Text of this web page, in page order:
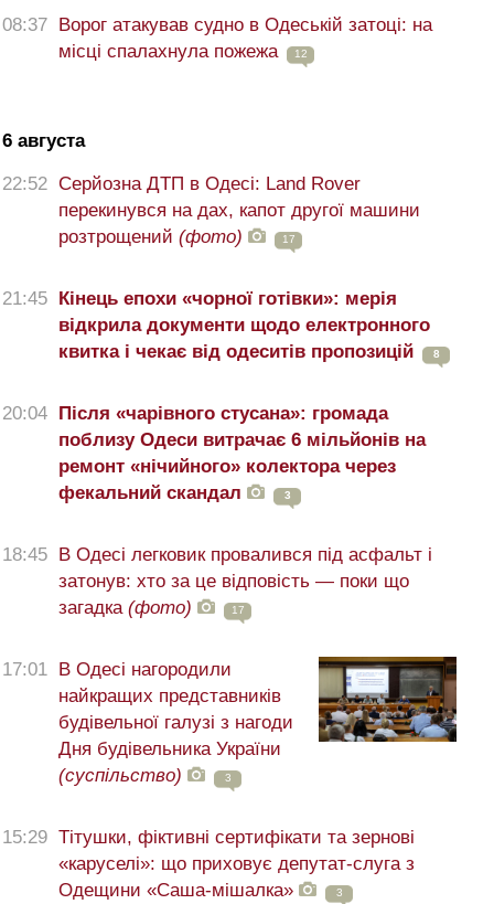
08:37 Ворог атакував судно в Одеській затоці: на
місці спалахнула пожежа
12
6 августа
22:52 Серйозна ДТП в Одесі: Land Rover
перекинувся на дах, капот другої машини
розтрощений (фото) 17
21:45 Кінець епохи «чорної готівки»: мерія
відкрила документи щодо електронного
квитка і чекає від одеситів пропозицій
8
20:04 Після «чарівного стусана»: громада
поблизу Одеси витрачає 6 мільйонів на
ремонт «нічийного» колектора через
фекальний скандал
3
18:45 В Одесі легковик провалився під асфальт і
затонув: хто за це відповість — поки що
загадка (фото) 17
17:01
В Одесі нагородили
найкращих представників
будівельної галузі з нагоди
Дня будівельника України
(суспільство)
3
15:29 Тітушки, фіктивні сертифікати та зернові
«каруселі»: що приховує депутат-слуга з
Одещини «Саша-мішалка»
3